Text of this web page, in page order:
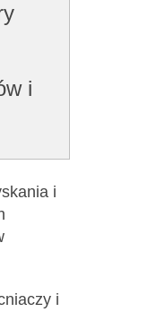
i
i
i